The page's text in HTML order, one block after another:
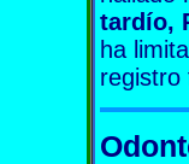
tardío,
ha
registro